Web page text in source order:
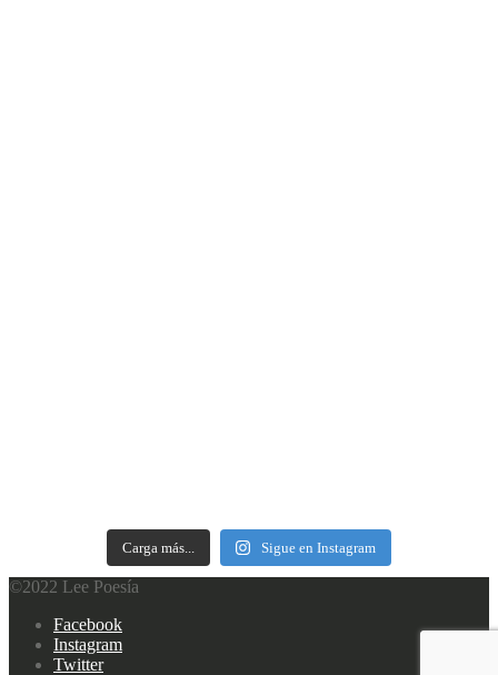
Carga más... Sigue en Instagram
©2022 Lee Poesía
Footer
navigation
Facebook
Instagram
Twitter